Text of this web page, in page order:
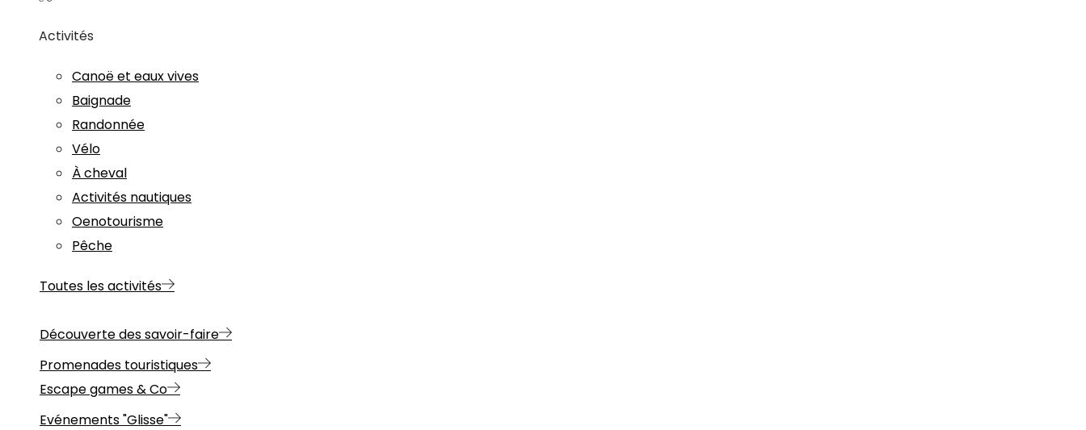
Activités
Canoë et eaux vives
Baignade
Randonnée
Vélo
À cheval
Activités nautiques
Oenotourisme
Pêche
Toutes les activités
Découverte des savoir-faire
Promenades touristiques
Escape games & Co
Evénements "Glisse"